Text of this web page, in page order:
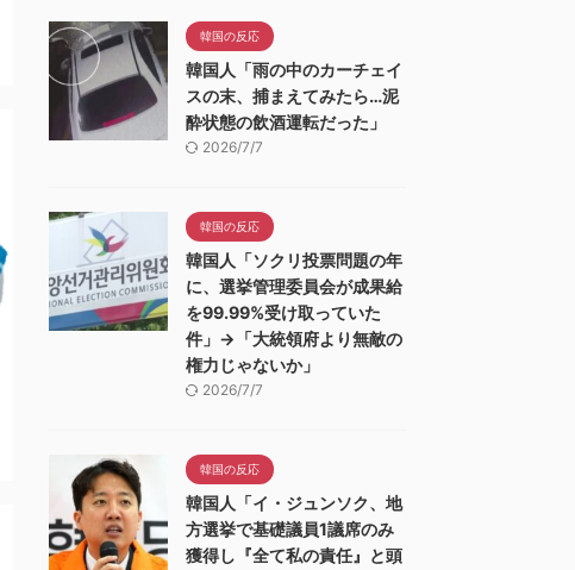
韓国の反応
韓国人「雨の中のカーチェイ
スの末、捕まえてみたら…泥
酔状態の飲酒運転だった」
2026/7/7
韓国の反応
韓国人「ソクリ投票問題の年
に、選挙管理委員会が成果給
を99.99%受け取っていた
件」→「大統領府より無敵の
権力じゃないか」
2026/7/7
韓国の反応
韓国人「イ・ジュンソク、地
方選挙で基礎議員1議席のみ
獲得し『全て私の責任』と頭